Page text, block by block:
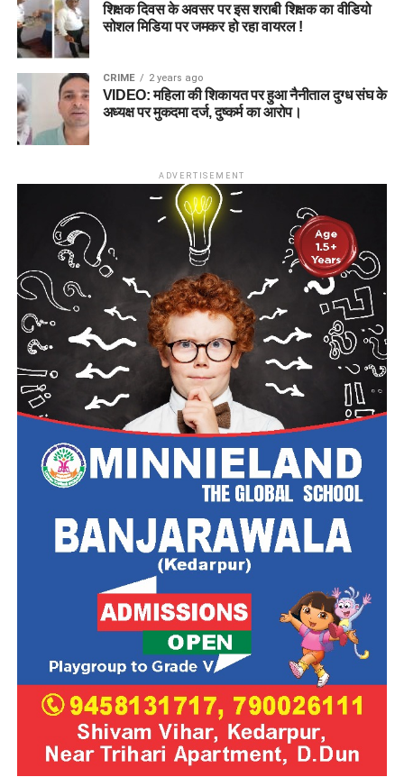
शिक्षक दिवस के अवसर पर इस शराबी शिक्षक का वीडियो
सोशल मिडिया पर जमकर हो रहा वायरल !
CRIME 2 years ago
VIDEO: महिला की शिकायत पर हुआ नैनीताल दुग्ध संघ के
अध्यक्ष पर मुकदमा दर्ज, दुष्कर्म का आरोप।
ADVERTISEMENT